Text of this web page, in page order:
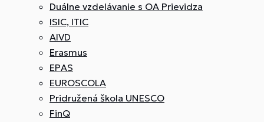
Duálne vzdelávanie s OA Prievidza
ISIC, ITIC
AIVD
Erasmus
EPAS
EUROSCOLA
Pridružená škola UNESCO
FinQ